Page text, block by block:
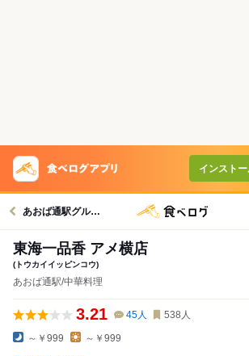
インスト
あおば通駅グルメへ
東海一品香 アメ横店
(トウカイイッピンコウ)
あおば通駅/中華料理
3.21 45人 538 人
～￥999 ～￥999